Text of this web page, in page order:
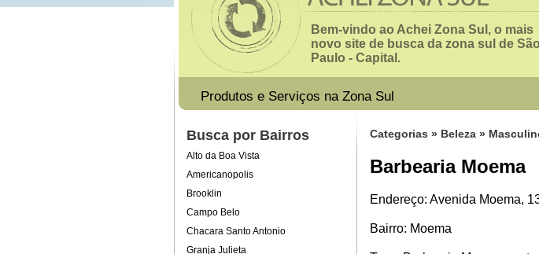
Bem-vindo ao Achei Zona Sul, o mais
novo site de busca da zona sul de São
Paulo - Capital.
Produtos e Serviços na Zona Sul
Busca por Bairros
Alto da Boa Vista
Americanopolis
Brooklin
Campo Belo
Chacara Santo Antonio
Granja Julieta
Categorias » Beleza »
Barbearia Moema
Endereço: Avenida Moema,
Bairro: Moema